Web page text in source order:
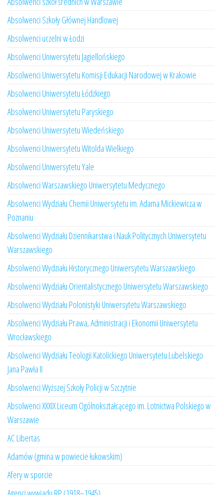
Absolwenci Szkoły Głównej Handlowej
Absolwenci uczelni w Łodzi
Absolwenci Uniwersytetu Jagiellońskiego
Absolwenci Uniwersytetu Komisji Edukacji Narodowej w Krakowie
Absolwenci Uniwersytetu Łódzkiego
Absolwenci Uniwersytetu Paryskiego
Absolwenci Uniwersytetu Wiedeńskiego
Absolwenci Uniwersytetu Witolda Wielkiego
Absolwenci Uniwersytetu Yale
Absolwenci Warszawskiego Uniwersytetu Medycznego
Absolwenci Wydziału Chemii Uniwersytetu im. Adama Mickiewicza w
Poznaniu
Absolwenci Wydziału Dziennikarstwa i Nauk Politycznych Uniwersytetu
Warszawskiego
Absolwenci Wydziału Historycznego Uniwersytetu Warszawskiego
Absolwenci Wydziału Orientalistycznego Uniwersytetu Warszawskiego
Absolwenci Wydziału Polonistyki Uniwersytetu Warszawskiego
Absolwenci Wydziału Prawa, Administracji i Ekonomii Uniwersytetu
Wrocławskiego
Absolwenci Wydziału Teologii Katolickiego Uniwersytetu Lubelskiego
Jana Pawła II
Absolwenci Wyższej Szkoły Policji w Szczytnie
Absolwenci XXXIX Liceum Ogólnokształcącego im. Lotnictwa Polskiego w
Warszawie
AC Libertas
Adamów (gmina w powiecie łukowskim)
Afery w sporcie